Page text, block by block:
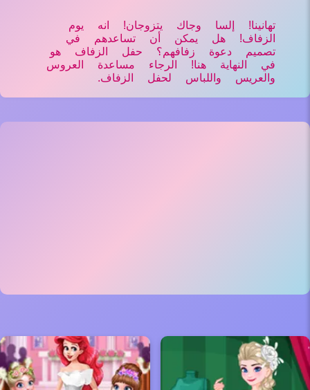
تهانينا! إلسا وجاك يتزوجان! انه يوم
الزفاف! هل يمكن أن تساعدهم في
تصميم دعوة زفافهم؟ حفل الزفاف هو
في النهاية هنا! الرجاء مساعدة العروس
والعريس واللباس لحفل الزفاف.